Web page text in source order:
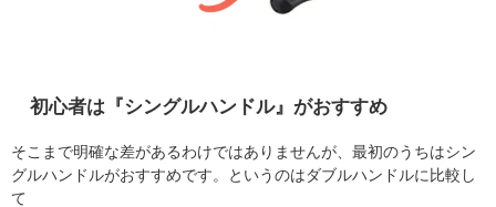
初心者は『シングルハンドル』がおすすめ
そこまで明確な差があるわけではありませんが、最初のうちはシン
グルハンドルがおすすめです。というのはダブルハンドルに比較し
て